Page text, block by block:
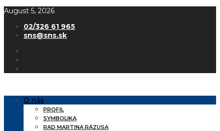
August 5, 2026
02/326 61 965
sns@sns.sk
O nás
PROFIL
SYMBOLIKA
RAD MARTINA RÁZUSA